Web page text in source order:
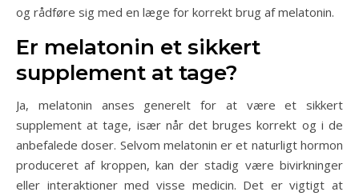
og rådføre sig med en læge for korrekt brug af melatonin.
Er melatonin et sikkert
supplement at tage?
Ja, melatonin anses generelt for at være et sikkert
supplement at tage, især når det bruges korrekt og i de
anbefalede doser. Selvom melatonin er et naturligt hormon
produceret af kroppen, kan der stadig være bivirkninger
eller interaktioner med visse medicin. Det er vigtigt at